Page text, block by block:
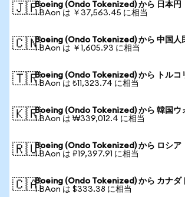
🇯🇵Boeing (Ondo Tokenized) から 日本円
1 BAon は ￥37,563.45 に相当
🇨🇳Boeing (Ondo Tokenized) から 中国人
1 BAon は ￥1,605.93 に相当
🇹🇷Boeing (Ondo Tokenized) から トルコ
1 BAon は ₺11,323.74 に相当
🇰🇷Boeing (Ondo Tokenized) から 韓国ウ
1 BAon は ₩339,012.4 に相当
🇷🇺Boeing (Ondo Tokenized) から ロシア
1 BAon は ₽19,397.91 に相当
🇨🇦Boeing (Ondo Tokenized) から カナダ
1 BAon は $333.38 に相当